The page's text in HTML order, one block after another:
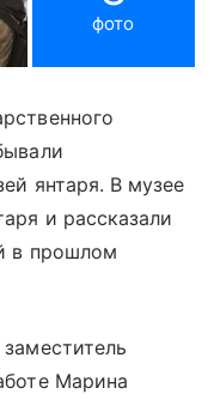
фото
янтаря. В музее
и рассказали
в прошлом
Марина